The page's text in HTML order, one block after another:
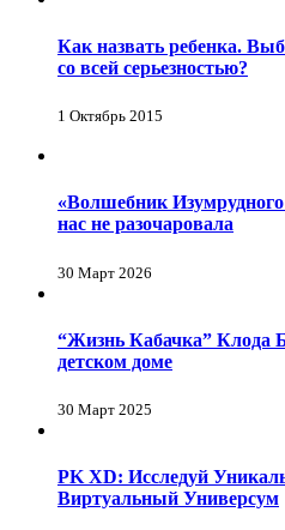
Как назвать ребенка.
со всей серьезностью?
1 Октябрь 2015
«Волшебник Изумрудного
нас не разочаровала
30 Март 2026
“Жизнь Кабачка” Клода
детском доме
30 Март 2025
PK XD: Исследуй
Виртуальный Универсум